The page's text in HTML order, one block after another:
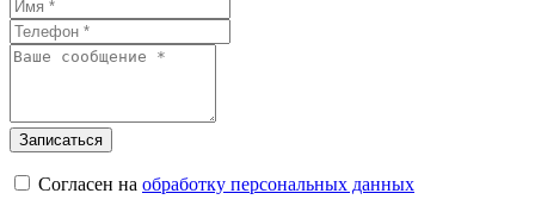
Согласен на обработку персональных данных